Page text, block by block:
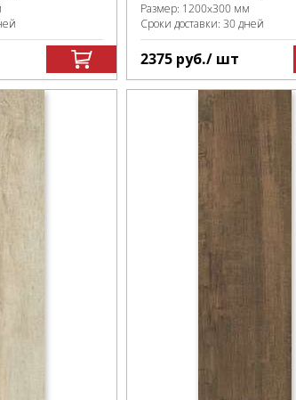
Размер: 1200x300 мм
Сроки доставки: 30 дней
2375 руб./ шт